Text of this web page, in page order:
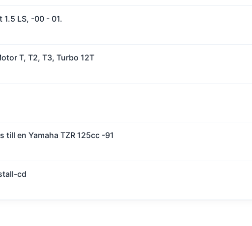
1.5 LS, -00 - 01.
T, T2, T3, Turbo 12T
en Yamaha TZR 125cc -91
cd